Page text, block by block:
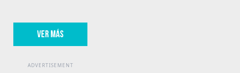
VER MÁS